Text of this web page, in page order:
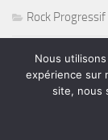
Rock Progressif
Rock Sudiste
Rockabilly
Nous
expérience sur
site, nous